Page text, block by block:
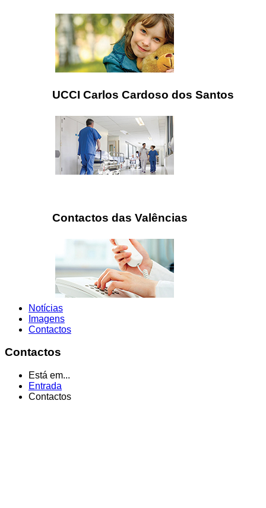
UCCI Carlos Cardoso dos Santos
Contactos das Valências
Notícias
Imagens
Contactos
Contactos
Está em...
Entrada
Contactos